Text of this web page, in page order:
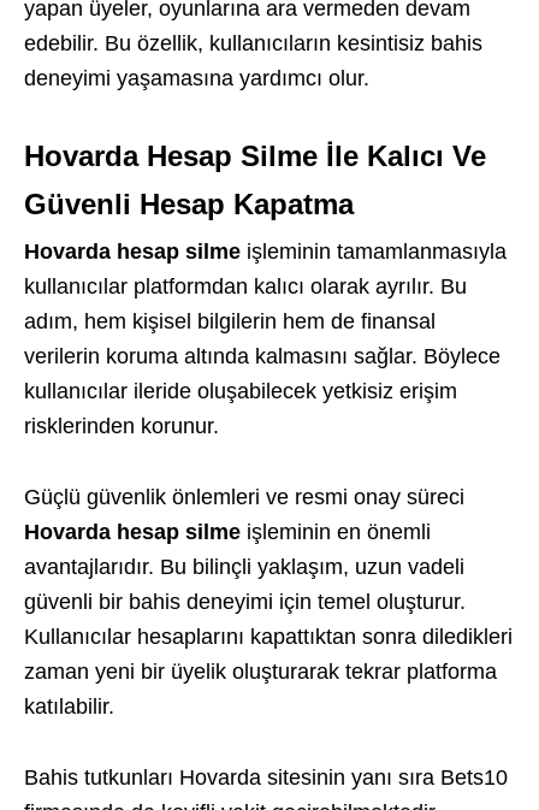
yapan üyeler, oyunlarına ara vermeden devam
edebilir. Bu özellik, kullanıcıların kesintisiz bahis
deneyimi yaşamasına yardımcı olur.
Hovarda Hesap Silme İle Kalıcı Ve
Güvenli Hesap Kapatma
Hovarda hesap silme işleminin tamamlanmasıyla
kullanıcılar platformdan kalıcı olarak ayrılır. Bu
adım, hem kişisel bilgilerin hem de finansal
verilerin koruma altında kalmasını sağlar. Böylece
kullanıcılar ileride oluşabilecek yetkisiz erişim
risklerinden korunur.
Güçlü güvenlik önlemleri ve resmi onay süreci
Hovarda hesap silme işleminin en önemli
avantajlarıdır. Bu bilinçli yaklaşım, uzun vadeli
güvenli bir bahis deneyimi için temel oluşturur.
Kullanıcılar hesaplarını kapattıktan sonra diledikleri
zaman yeni bir üyelik oluşturarak tekrar platforma
katılabilir.
Bahis tutkunları Hovarda sitesinin yanı sıra Bets10